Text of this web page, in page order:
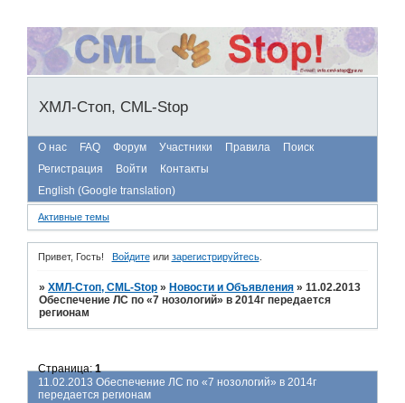
ХМЛ-Стоп, CML-Stop
О нас FAQ Форум Участники Правила
Поиск
Регистрация
Войти
Контакты
English (Google translation)
Активные темы
Привет, Гость! Войдитеили зарегистрируйтесь.
»ХМЛ-Стоп, CML-Stop » Новости и Объявления »11.02.2013
Обеспечение ЛС по «7 нозологий» в 2014г передается
регионам
11.02.2013 Обеспечение ЛС по «7 нозологий» в 2014г
передается регионам
Страница:1